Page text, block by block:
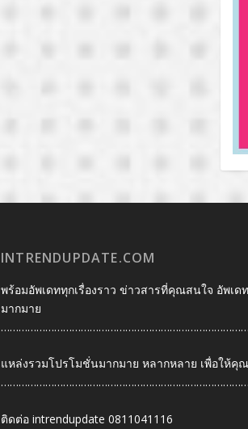
INTRENDUPDATE.COM
พร้อมอัพเดททุกเรื่องราว ข่าวสารที่คุณสนใจ อัพเด
มากมาย
แหล่งรวมโปรโมชั่นมากมาย หลากหลาย เพื่อให้คุ
ติดต่อ intrendupdate 0811041116